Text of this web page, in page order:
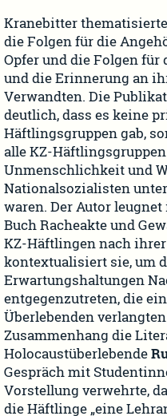
Kranebitter
die Folgen für die
Opfer und die Folgen für
und die Erinnerung an
Verwandten. Die
deutlich, dass es keine
Häftlingsgruppen gab,
alle KZ-
Unmenschlichkeit und
Nationalsozialisten
waren. Der Autor
Buch Racheakte und
KZ-Häftlingen nach
kontextualisiert sie, um
Erwartungshaltungen
entgegenzutreten, die
Überlebenden
Zusammenhang die
Holocaustüberlebende
Gespräch mit
Vorstellung verwehrte,
die Häftlinge „eine